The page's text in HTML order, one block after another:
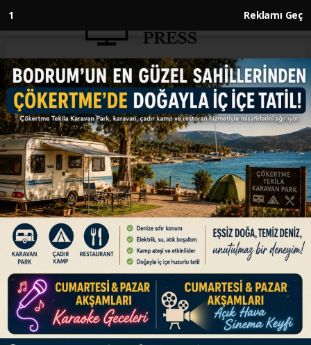
Anasayfa KÜLTÜR SANAT
Sibel Tüzün 22 Haziran’da
Richmond Arts& Ideas Festival’i
kapsamında Londra’da!
KÜLTÜR SANAT
15.06.2023 - 12:14, Güncelleme: 15.06.2023 - 12:14
Londra’nın en etkin belediyelerinden Richmond
Belediyesi’nin düzenlediği Sanat ve Fikirler
Festivali bu yıl ilk kez bir Türk sanatçıya
kapılarını açtı.
ABONE OL